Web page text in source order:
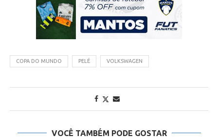
COPA DO MUNDO PELÉ VOLKSWAGEN
VOCÊ TAMBÉM PODE GOSTAR